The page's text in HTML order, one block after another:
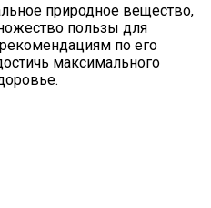
природное вещество,
пользы для
по его
максимального